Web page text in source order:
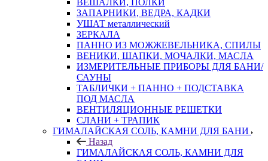
ВЕШАЛКИ, ПОЛКИ
ЗАПАРНИКИ, ВЕДРА, КАДКИ
УШАТ металлический
ЗЕРКАЛА
ПАННО ИЗ МОЖЖЕВЕЛЬНИКА, СПИЛЫ
ВЕНИКИ, ШАПКИ, МОЧАЛКИ, МАСЛА
ИЗМЕРИТЕЛЬНЫЕ ПРИБОРЫ ДЛЯ БАНИ/
САУНЫ
ТАБЛИЧКИ + ПАННО + ПОДСТАВКА
ПОД МАСЛА
ВЕНТИЛЯЦИОННЫЕ РЕШЕТКИ
СЛАНИ + ТРАПИК
ГИМАЛАЙСКАЯ СОЛЬ, КАМНИ ДЛЯ БАНИ
Назад
ГИМАЛАЙСКАЯ СОЛЬ, КАМНИ ДЛЯ